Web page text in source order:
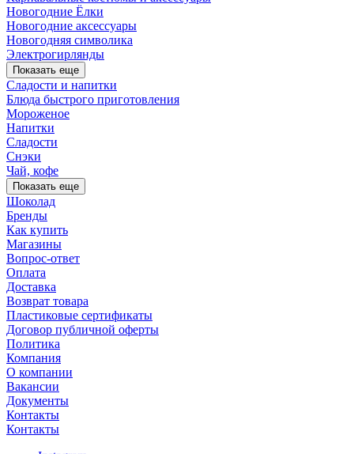
Новогодние Ёлки
Новогодние аксессуары
Новогодняя символика
Электрогирлянды
Показать еще
Сладости и напитки
Блюда быстрого приготовления
Мороженое
Напитки
Сладости
Снэки
Чай, кофе
Показать еще
Шоколад
Бренды
Как купить
Магазины
Вопрос-ответ
Оплата
Доставка
Возврат товара
Пластиковые сертификаты
Договор публичной оферты
Политика
Компания
О компании
Вакансии
Документы
Контакты
Контакты